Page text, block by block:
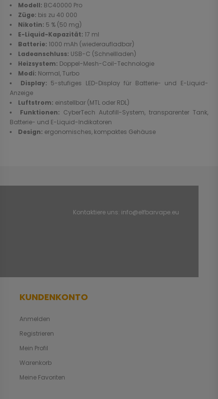
Modell: BC40000 Pro
Züge: bis zu 40 000
Nikotin: 5 % (50 mg)
E-Liquid-Kapazität: 17 ml
Batterie: 1000 mAh (wiederaufladbar)
Ladeanschluss: USB-C (Schnellladen)
Heizsystem: Doppel-Mesh-Coil-Technologie
Modi: Normal, Turbo
Display: 5-stufiges LED-Display für Batterie- und E-Liquid-
Anzeige
Luftstrom: einstellbar (MTL oder RDL)
Funktionen: CyberTech Autofill-System, transparenter Tank,
Batterie- und E-Liquid-Indikatoren
Design: ergonomisches, kompaktes Gehäuse
Kontaktiere uns: info@elfbarvape.eu
KUNDENKONTO
Anmelden
Registrieren
Mein Profil
Warenkorb
Meine Favoriten